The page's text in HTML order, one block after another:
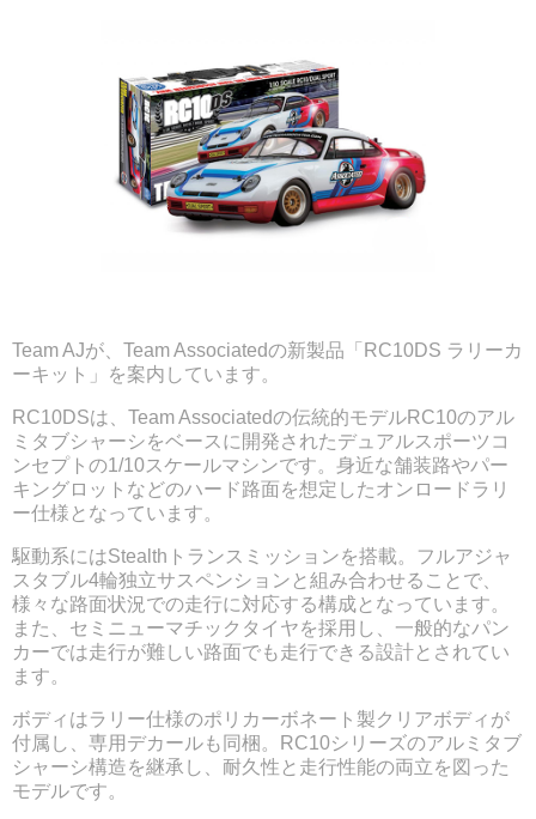
Team AJが、Team Associatedの新製品「RC10DS ラリーカ
ーキット」を案内しています。
RC10DSは、Team Associatedの伝統的モデルRC10のアル
ミタブシャーシをベースに開発されたデュアルスポーツコ
ンセプトの1/10スケールマシンです。身近な舗装路やパー
キングロットなどのハード路面を想定したオンロードラリ
ー仕様となっています。
駆動系にはStealthトランスミッションを搭載。フルアジャ
スタブル4輪独立サスペンションと組み合わせることで、
様々な路面状況での走行に対応する構成となっています。
また、セミニューマチックタイヤを採用し、一般的なパン
カーでは走行が難しい路面でも走行できる設計とされてい
ます。
ボディはラリー仕様のポリカーボネート製クリアボディが
付属し、専用デカールも同梱。RC10シリーズのアルミタブ
シャーシ構造を継承し、耐久性と走行性能の両立を図った
モデルです。